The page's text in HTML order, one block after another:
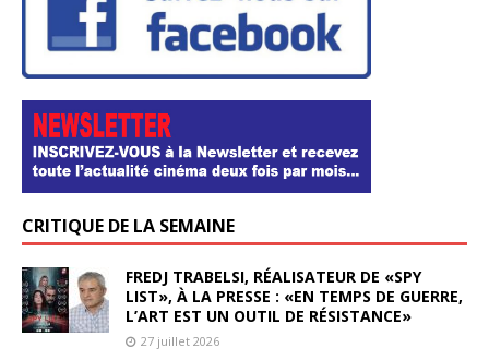
CRITIQUE DE LA SEMAINE
FREDJ TRABELSI, RÉALISATEUR DE «SPY
LIST», À LA PRESSE : «EN TEMPS DE GUERRE,
L’ART EST UN OUTIL DE RÉSISTANCE»
27 juillet 2026